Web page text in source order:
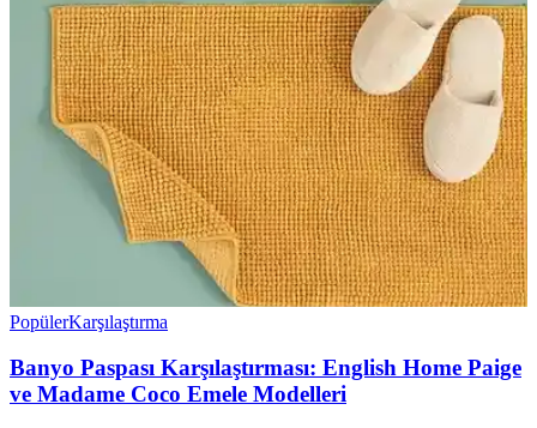
PopülerKarşılaştırma
Banyo Paspası Karşılaştırması: English Home Paige
ve Madame Coco Emele Modelleri